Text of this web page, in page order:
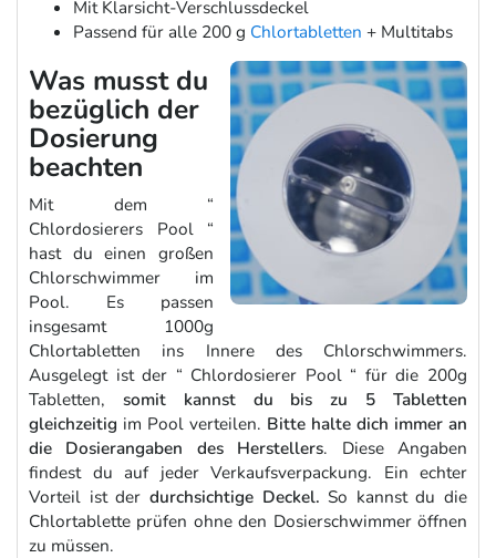
Mit Klarsicht-Verschlussdeckel
Passend für alle 200 g Chlortabletten + Multitabs
Was musst du
bezüglich der
Dosierung
beachten
Mit dem “
Chlordosierers Pool “
hast du einen großen
Chlorschwimmer im
Pool. Es passen
insgesamt 1000g
Chlortabletten ins Innere des Chlorschwimmers.
Ausgelegt ist der “ Chlordosierer Pool “ für die 200g
Tabletten, somit kannst du bis zu 5 Tabletten
gleichzeitig im Pool verteilen. Bitte halte dich immer an
die Dosierangaben des Herstellers. Diese Angaben
findest du auf jeder Verkaufsverpackung. Ein echter
Vorteil ist der durchsichtige Deckel. So kannst du die
Chlortablette prüfen ohne den Dosierschwimmer öffnen
zu müssen.